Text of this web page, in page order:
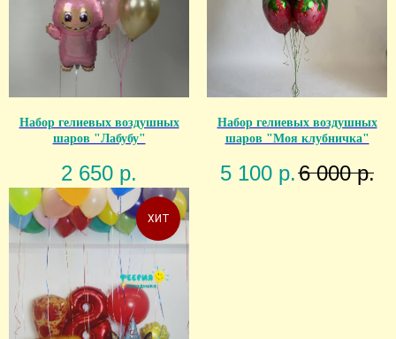
Набор гелиевых воздушных
шаров "Лабубу"
2 650 р.
Набор гелиевых воздушных
шаров "Моя клубничка"
5 100 р.6 000 р.
ХИТ